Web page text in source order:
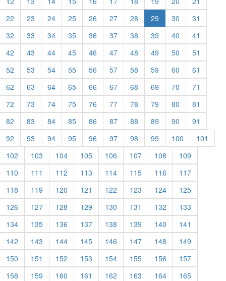
22
23 24 25 26 27 28 29 30
31
32
33 34 35 36 37 38 39 40
41
42
43 44 45 46 47 48 49 50
51
52
53 54 55 56 57 58 59 60
61
62
63 64 65 66 67 68 69 70
71
72
73 74 75 76 77 78 79 80
81
82
83 84 85 86 87 88 89 90
91
92
93 94 95 96 97 98 99 100
101
102
103 104 105 106 107 108
109
110
111 112 113 114 115 116
117
118
119 120 121 122 123 124
125
126
127 128 129 130 131 132
133
134
135 136 137 138 139 140
141
142
143 144 145 146 147 148
149
150
151 152 153 154 155 156
157
158
159 160 161 162 163 164
165